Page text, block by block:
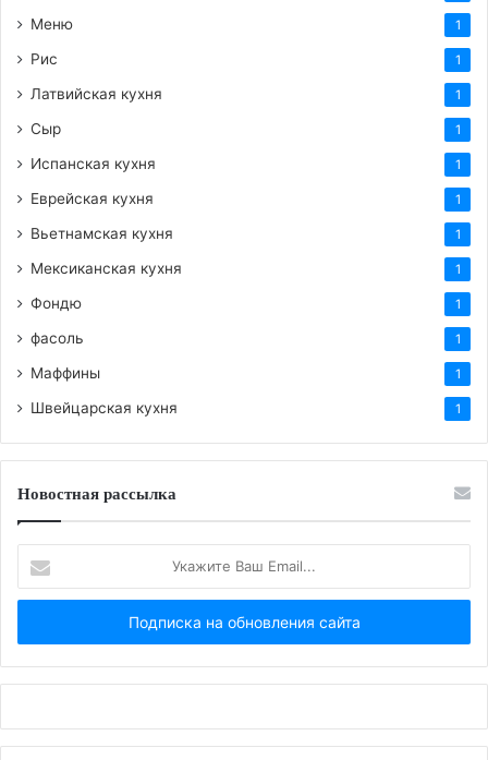
Меню 1
Рис 1
Латвийская кухня 1
Сыр 1
Испанская кухня 1
Еврейская кухня 1
Вьетнамская кухня 1
Мексиканская кухня 1
Фондю 1
фасоль 1
Маффины 1
Швейцарская кухня 1
Новостная рассылка
Ваш
Email...